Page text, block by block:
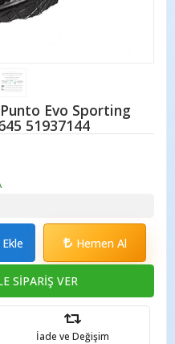
Evo Sporting
51937144
Hemen Al
SİPARİŞ VER
İade ve Değişim